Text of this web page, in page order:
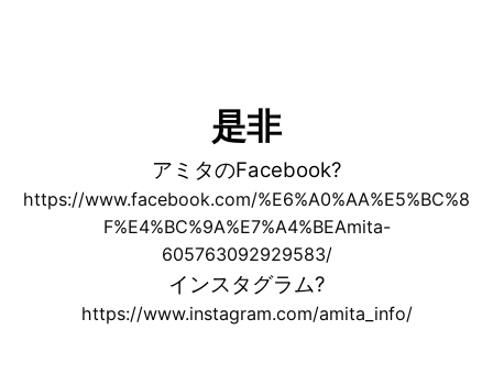
是非
アミタのFacebook?
https://www.facebook.com/%E6%A0%AA%E5%BC%8
F%E4%BC%9A%E7%A4%BEAmita-
605763092929583/
インスタグラム?
https://www.instagram.com/amita_info/